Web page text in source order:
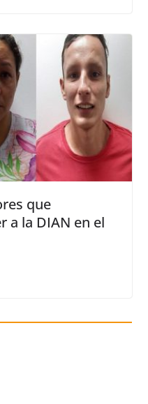
que
a la DIAN en el